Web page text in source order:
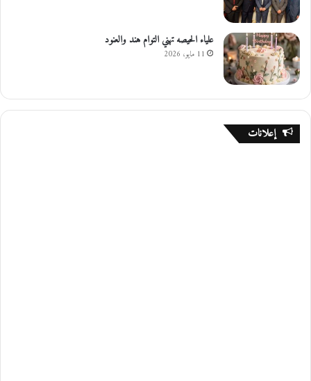
علياء الحيصه تهني التوام هند والعنود
11 مايو، 2026
إعلانات